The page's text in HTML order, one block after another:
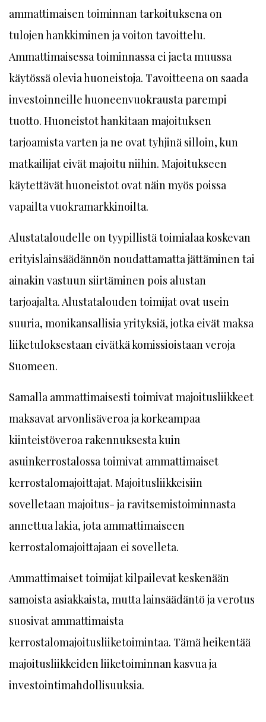
ammattimaisen toiminnan tarkoituksena on
tulojen hankkiminen ja voiton tavoittelu.
Ammattimaisessa toiminnassa ei jaeta muussa
käytössä olevia huoneistoja. Tavoitteena on saada
investoinneille huoneenvuokrausta parempi
tuotto. Huoneistot hankitaan majoituksen
tarjoamista varten ja ne ovat tyhjinä silloin, kun
matkailijat eivät majoitu niihin. Majoitukseen
käytettävät huoneistot ovat näin myös poissa
vapailta vuokramarkkinoilta.
Alustataloudelle on tyypillistä toimialaa koskevan
erityislainsäädännön noudattamatta jättäminen tai
ainakin vastuun siirtäminen pois alustan
tarjoajalta. Alustatalouden toimijat ovat usein
suuria, monikansallisia yrityksiä, jotka eivät maksa
liiketuloksestaan eivätkä komissioistaan veroja
Suomeen.
Samalla ammattimaisesti toimivat majoitusliikkeet
maksavat arvonlisäveroa ja korkeampaa
kiinteistöveroa rakennuksesta kuin
asuinkerrostalossa toimivat ammattimaiset
kerrostalomajoittajat. Majoitusliikkeisiin
sovelletaan majoitus- ja ravitsemistoiminnasta
annettua lakia, jota ammattimaiseen
kerrostalomajoittajaan ei sovelleta.
Ammattimaiset toimijat kilpailevat keskenään
samoista asiakkaista, mutta lainsäädäntö ja verotus
suosivat ammattimaista
kerrostalomajoitusliiketoimintaa. Tämä heikentää
majoitusliikkeiden liiketoiminnan kasvua ja
investointimahdollisuuksia.